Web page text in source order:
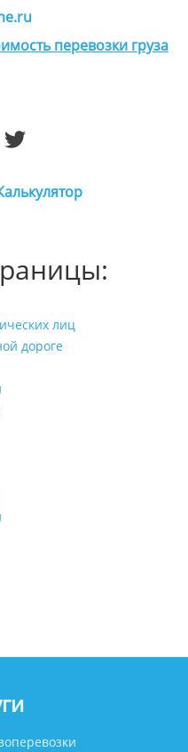
перевозки груза
лиц
дороге